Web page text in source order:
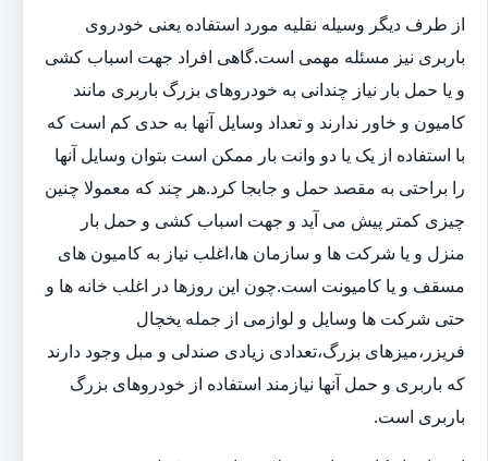
از طرف دیگر وسیله نقلیه مورد استفاده یعنی خودروی
باربری نیز مسئله مهمی است.گاهی افراد جهت اسباب کشی
و یا حمل بار نیاز چندانی به خودروهای بزرگ باربری مانند
کامیون و خاور ندارند و تعداد وسایل آنها به حدی کم است که
با استفاده از یک یا دو وانت بار ممکن است بتوان وسایل آنها
را براحتی به مقصد حمل و جابجا کرد.هر چند که معمولا چنین
چیزی کمتر پیش می آید و جهت اسباب کشی و حمل بار
منزل و یا شرکت ها و سازمان ها،اغلب نیاز به کامیون های
مسقف و یا کامیونت است.چون این روزها در اغلب خانه ها و
حتی شرکت ها وسایل و لوازمی از جمله یخچال
فریزر،میزهای بزرگ،تعدادی زیادی صندلی و مبل وجود دارند
که باربری و حمل آنها نیازمند استفاده از خودروهای بزرگ
باربری است.